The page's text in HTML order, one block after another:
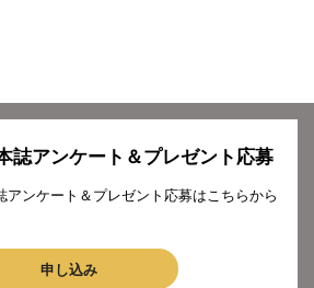
誌アンケート＆プレゼント応募
アンケート＆プレゼント応募はこちらから
申し込み